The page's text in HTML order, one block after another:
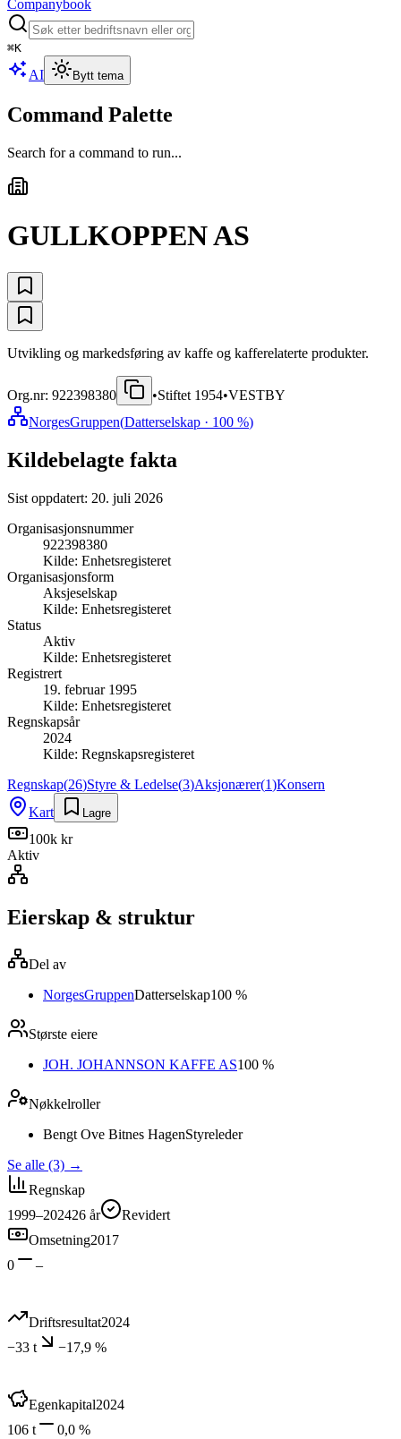
Companybook
⌘K
AI Bytt tema
Command Palette
Search for a command to run...
GULLKOPPEN AS
Utvikling og markedsføring av kaffe og kafferelaterte produkter.
Org.nr: 922398380 •Stiftet 1954•VESTBY
NorgesGruppen(Datterselskap · 100 %)
Kildebelagte fakta
Sist oppdatert: 20. juli 2026
Organisasjonsnummer
922398380
Kilde: Enhetsregisteret
Organisasjonsform
Aksjeselskap
Kilde: Enhetsregisteret
Status
Aktiv
Kilde: Enhetsregisteret
Registrert
19. februar 1995
Kilde: Enhetsregisteret
Regnskapsår
2024
Kilde: Regnskapsregisteret
Regnskap(26)Styre & Ledelse(3)Aksjonærer(1)Konsern
Kart
Lagre
100k kr
Aktiv
Eierskap & struktur
Del av
NorgesGruppenDatterselskap100 %
Største eiere
JOH. JOHANNSON KAFFE AS100 %
Nøkkelroller
Bengt Ove Bitnes HagenStyreleder
Se alle (3) →
Regnskap
1999–202426 år
Revidert
Omsetning2017
0
–
Driftsresultat2024
−33 t
−17,9 %
Egenkapital2024
106 t
0,0 %